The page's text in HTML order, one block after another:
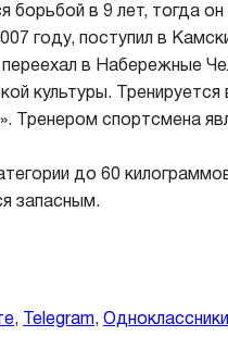
борьбой в 9 лет, тогда
году, поступил в
переехал в Набережные
культуры. Тренируется
спортсмена
до 60
запасным.
, Telegram, Одноклассники